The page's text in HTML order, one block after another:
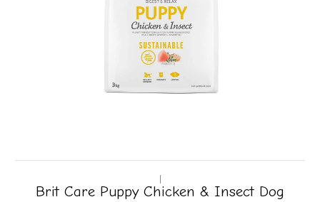
Brit Care Puppy Chicken & Insect Dog